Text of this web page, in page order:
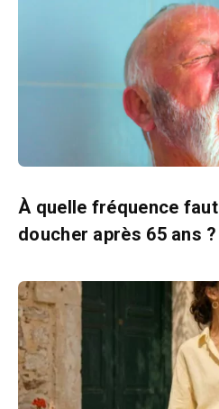
À quelle fréquence
doucher après 65 ans ?